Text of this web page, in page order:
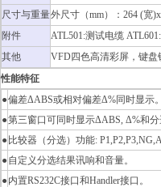
尺寸与重量外尺寸（mm）：264 (宽
附件
ATL501:测试电缆
其他
VFD四色高清彩屏，键盘
性能特征
●偏差ΔABS或相对偏差Δ%同时显示。
●第三窗口可同时显示ΔABS, Δ%和分
● 比较器（分选）功能:
●自定义分选结果讯响和音量。
●内置RS232C接口和Handler接口。